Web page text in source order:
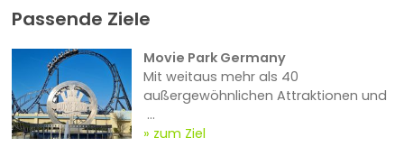
Passende Ziele
Movie Park Germany
Mit weitaus mehr als 40
außergewöhnlichen Attraktionen und
...
zum Ziel